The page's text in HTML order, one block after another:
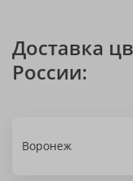
Доставка
России:
Воронеж